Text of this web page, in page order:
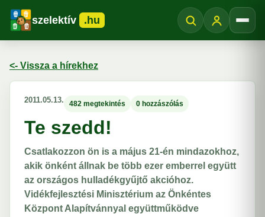
szelektív .hu
<- Vissza a hírekhez
2011.05.13. 482 megtekintés 0 hozzászólás
Te szedd!
Csatlakozzon ön is a május 21-én mindazokhoz,
akik önként állnak be több ezer emberrel együtt
az országos hulladékgyűjtő akcióhoz.
Vidékfejlesztési Minisztérium az Önkéntes
Központ Alapítvánnyal együttműködve